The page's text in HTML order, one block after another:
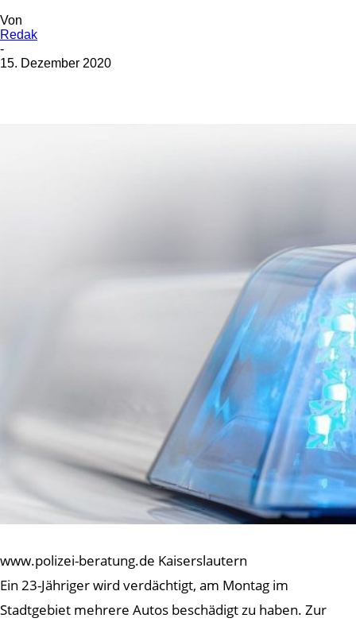
Von
Redak
-
15. Dezember 2020
www.polizei-beratung.de Kaiserslautern
Ein 23-Jähriger wird verdächtigt, am Montag im
Stadtgebiet mehrere Autos beschädigt zu haben. Zur